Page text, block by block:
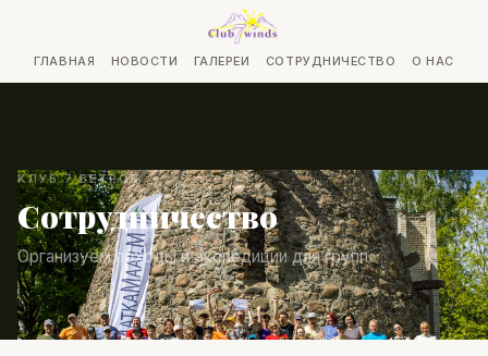
ГЛАВНАЯ НОВОСТИ ГАЛЕРЕИ СОТРУДНИЧЕСТВО О НАС
КЛУБ 7 ВЕТРОВ
Сотрудничество
Организуем походы и экспедиции для групп